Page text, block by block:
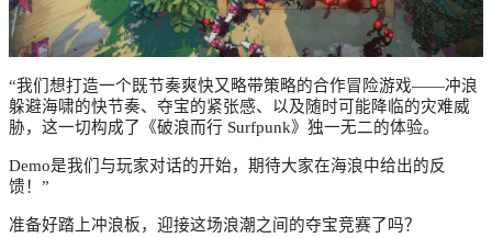
“我们想打造一个既节奏爽快又略带策略的合作冒险游戏——冲浪
躲避海啸的快节奏、夺宝的紧张感、以及随时可能降临的灾难威
胁，这一切构成了《破浪而行 Surfpunk》独一无二的体验。
Demo是我们与玩家对话的开始，期待大家在海浪中给出的反
馈！”
准备好踏上冲浪板，迎接这场浪潮之间的夺宝竞赛了吗？